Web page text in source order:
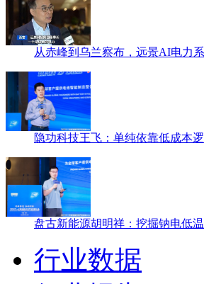
从赤峰到乌兰察布，远景AI电力
隐功科技王飞：单纯依靠低成本
盘古新能源胡明祥：挖掘钠电低
行业数据